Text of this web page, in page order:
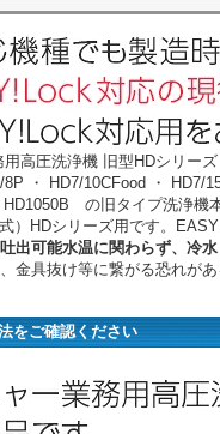
高圧洗浄機 旧型HDシリーズ
8P ・ HD7/10CFood ・ HD7/
HD1050B の旧タイプ洗浄機
）HDシリーズ用です。
出可能水温に関わらず、冷
金具抜け等に繋がる恐れが
をご確認ください